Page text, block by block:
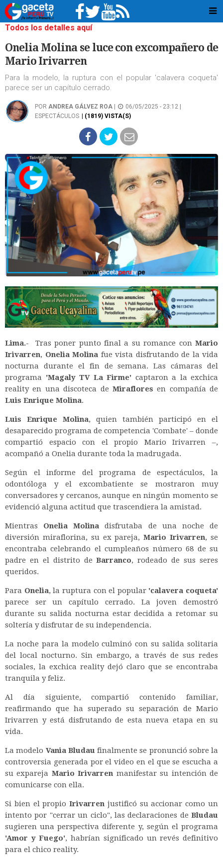
Todos los detalles aquí
Onelia Molina se luce con excompañero de
Mario Irivarren
Para la modelo, la ruptura con el popular 'calavera coqueta'
parece ser un capítulo cerrado.
POR ANDREA GÁLVEZ ROA
06/05/2025 - 23:12 |
ESPECTÁCULOS
| (1819) VISTA(S)
Lima.- Tras poner punto final a su romance conMario
Irivarren, Onelia Molina fue vista disfrutando de la vida
nocturna durante el fin de semana. Las cámaras del
programa 'Magaly TV La Firme' captaron a la exchica
reality en una discoteca de Miraflores en compañía de
Luis Enrique Molina.
Luis Enrique Molina, quien también participó en el
desaparecido programa de competencia 'Combate' – donde
compartió espacio con el propio Mario Irivarren –,
acompañó a Onelia durante toda la madrugada.
Según el informe del programa de espectáculos, la
odontóloga y el excombatiente se mostraron muy
conversadores y cercanos, aunque en ningún momento se
evidenció alguna actitud que trascendiera la amistad.
Mientras Onelia Molina disfrutaba de una noche de
diversión miraflorina, su ex pareja,Mario Irivarren, se
encontraba celebrando el cumpleaños número 68 de su
padre en el distrito deBarranco, rodeado de sus seres
queridos.
Para Onelia, la ruptura con el popular 'calavera coqueta'
parece ser un capítulo cerrado. La joven demostró
durante su salida nocturna estar decidida a retomar su
soltería y disfrutar de su independencia.
La noche para la modelo culminó con su salida solitaria
del local nocturno. Sin embargo, a través de sus redes
sociales, la exchica reality dejó claro que se encontraba
tranquila y feliz.
Al día siguiente, compartió contenido familiar,
reafirmando que ha superado su separación de Mario
Irivarren y está disfrutando de esta nueva etapa en su
vida.
La modelo Vania Bludau finalmente se pronunció sobre la
controversia generada por el video en el que se escucha a
su expareja Mario Irivarren manifestar su intención de
comunicarse con ella.
Si bien el propioIrivarren justificó su accionar como un
intento por "cerrar un ciclo", las declaraciones de Bludau
sugieren una perspectiva diferente y, según el programa
'Amor y Fuego', habrían significado un revés definitivo
para el chico reality.